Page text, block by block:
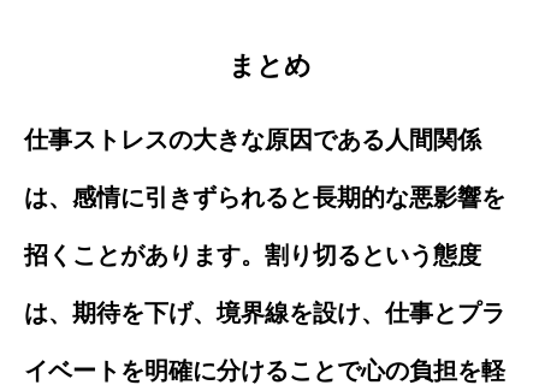
まとめ
仕事ストレスの大きな原因である人間関係
は、感情に引きずられると長期的な悪影響を
招くことがあります。割り切るという態度
は、期待を下げ、境界線を設け、仕事とプラ
イベートを明確に分けることで心の負担を軽